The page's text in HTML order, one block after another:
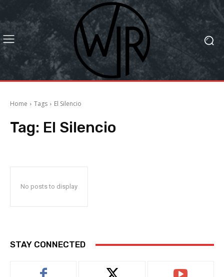
Home Tags El Silencio
Tag: El Silencio
No posts to display
STAY CONNECTED